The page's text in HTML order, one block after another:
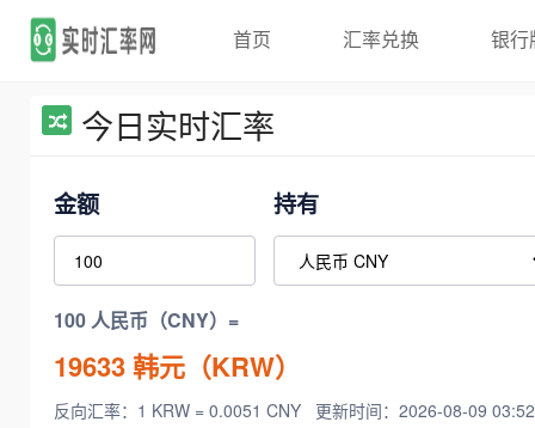
首页 汇率兑换 银行
今日实时汇率
金额 持有
100 人民币（CNY）=
19633韩元（KRW）
反向汇率：1 KRW = 0.0051 CNY 更新时间：2026-08-09